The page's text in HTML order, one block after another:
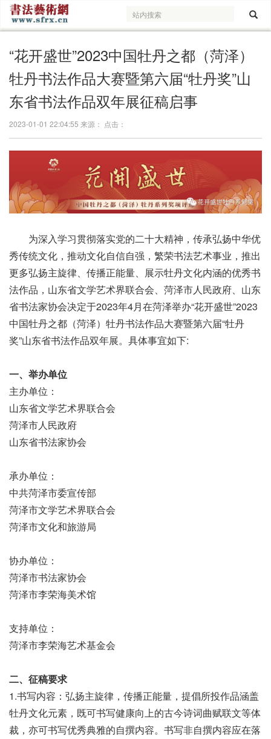
“花开盛世”2023中国牡丹之都（菏泽）
牡丹书法作品大赛暨第六届“牡丹奖”山
东省书法作品双年展征稿启事
2023-01-01 22:04:55 来源： 点击：
为深入学习贯彻落实党的二十大精神，传承弘扬中华优
秀传统文化，推动文化自信自强，繁荣书法艺术事业，推出
更多弘扬主旋律、传播正能量、展示牡丹文化内涵的优秀书
法作品，山东省文学艺术界联合会、菏泽市人民政府、山东
省书法家协会决定于2023年4月在菏泽举办“花开盛世”2023
中国牡丹之都（菏泽）牡丹书法作品大赛暨第六届“牡丹
奖”山东省书法作品双年展。具体事宜如下:
一、举办单位
主办单位：
山东省文学艺术界联合会
菏泽市人民政府
山东省书法家协会
承办单位：
中共菏泽市委宣传部
菏泽市文学艺术界联合会
菏泽市文化和旅游局
协办单位：
菏泽市书法家协会
菏泽市李荣海美术馆
支持单位：
菏泽市李荣海艺术基金会
二、征稿要求
1.书写内容：弘扬主旋律，传播正能量，提倡所投作品涵盖
牡丹文化元素，既可书写健康向上的古今诗词曲赋联文等体
裁，亦可书写优秀典雅的自撰内容。书写非自撰内容应在落